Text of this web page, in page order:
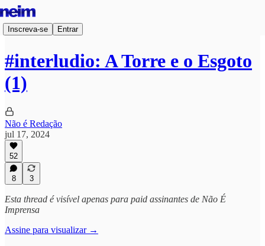
Inscreva-se Entrar
#interludio: A Torre e o Esgoto
(1)
Não é Redação
jul 17, 2024
52
8 3
Esta thread é visível apenas para paid assinantes de Não É
Imprensa
Assine para visualizar →